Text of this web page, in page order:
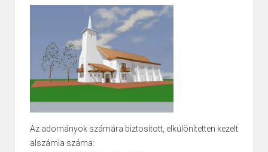
Az adományok számára biztosított, elkülönítetten kezelt
alszámla száma: